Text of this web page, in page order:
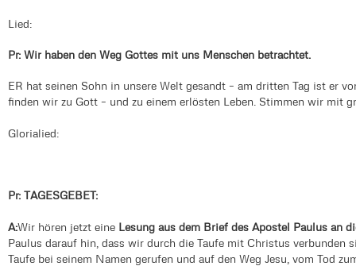
Lied:
Pr: Wir haben den Weg Gottes mit uns Menschen betrachtet.
ER hat seinen Sohn in unsere Welt gesandt – am dritten Tag ist er
finden wir zu Gott – und zu einem erlösten Leben. Stimmen wir mit
Glorialied:
Pr: TAGESGEBET:
A:Wir hören jetzt eine Lesung aus dem Brief des Apostel Paulus an
Paulus darauf hin, dass wir durch die Taufe mit Christus verbunden
Taufe bei seinem Namen gerufen und auf den Weg Jesu, vom Tod